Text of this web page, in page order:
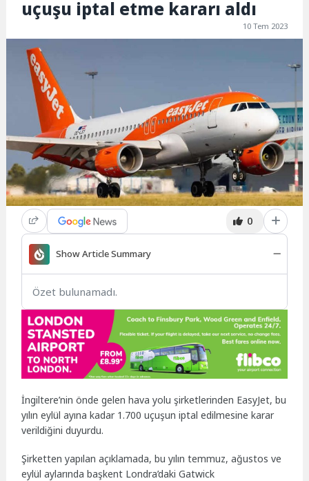
uçuşu iptal etme kararı aldı
10 Tem 2023
0
Show Article Summary
Özet bulunamadı.
İngiltere’nin önde gelen hava yolu şirketlerinden EasyJet, bu
yılın eylül ayına kadar 1.700 uçuşun iptal edilmesine karar
verildiğini duyurdu.
Şirketten yapılan açıklamada, bu yılın temmuz, ağustos ve
eylül aylarında başkent Londra’daki Gatwick